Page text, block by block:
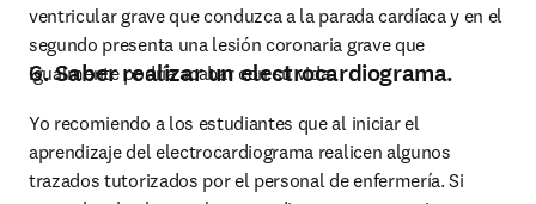
ventricular grave que conduzca a la parada cardíaca y en el
segundo presenta una lesión coronaria grave que
igualmente podría acabar con su vida.
6. Saber realizar un electrocardiograma.
Yo recomiendo a los estudiantes que al iniciar el
aprendizaje del electrocardiograma realicen algunos
trazados tutorizados por el personal de enfermería. Si